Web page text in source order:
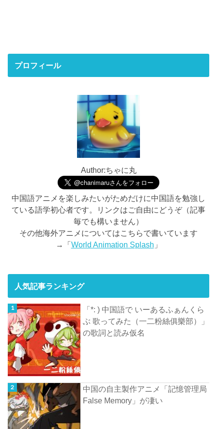
プロフィール
Author:ちゃに丸
中国語アニメを楽しみたいがためだけに中国語を勉強し
ている語学初心者です。リンクはご自由にどうぞ（記事
毎でも構いません）
その他海外アニメについてはこちらで書いています
→「World Animation Splash 」
人気記事ランキング
「*: ) 中国語で いーあるふぁんくら
ぶ 歌ってみた（一二粉絲俱樂部）」
の歌詞と読み仮名
中国の自主製作アニメ「記憶管理局
False Memory」が凄い